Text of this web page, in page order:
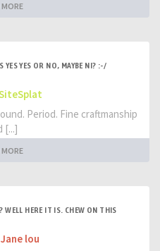
MORE
YES YES OR NO, MAYBE NI? :-/
Period. Fine craftmanship
[...]
MORE
WELL HERE IT IS. CHEW ON THIS
Jane lou